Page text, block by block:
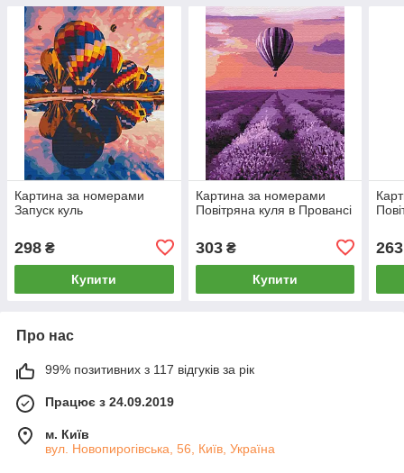
Картина за номерами
Запуск куль
298 ₴
Купити
Картина за номерами
Повітряна куля в Провансі
303₴
Купити
263
Про нас
99% позитивних з 117 відгуків за рік
Працює з 24.09.2019
м. Київ
вул. Новопирогівська, 56, Київ, Україна